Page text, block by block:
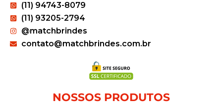
(11) 94743-8079
(11) 93205-2794
@matchbrindes
contato@matchbrindes.com.br
NOSSOS PRODUTOS